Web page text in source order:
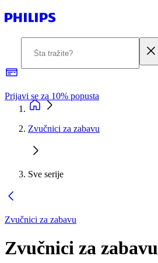
Prijavi se za 10% popusta
Zvučnici za zabavu
Sve serije
Zvučnici za zabavu
Zvučnici za zabavu